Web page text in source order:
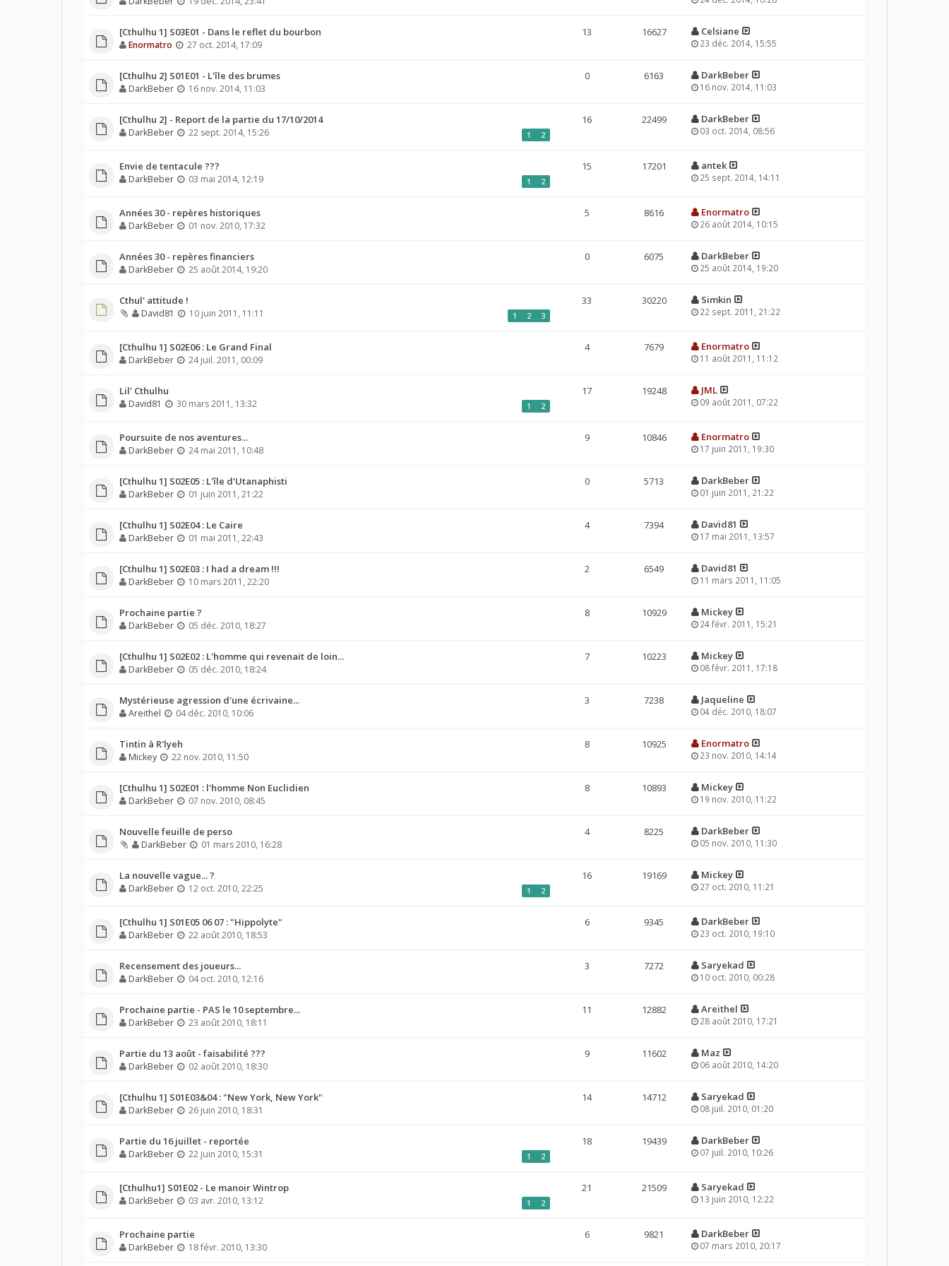
[Cthulhu 1] S03E01 - Dans le reflet du bourbon
Enormatro 27 oct. 2014, 17:09
13 16627 Celsiane
23 déc. 2014, 15:55
[Cthulhu 2] S01E01 - L'île des brumes
DarkBeber 16 nov. 2014, 11:03
0 6163 DarkBeber
16 nov. 2014, 11:03
[Cthulhu 2] - Report de la partie du 17/10/2014
1 2
DarkBeber 22 sept. 2014, 15:26
16 22499 DarkBeber
03 oct. 2014, 08:56
Envie de tentacule ???
1 2
DarkBeber 03 mai 2014, 12:19
15 17201 antek
25 sept. 2014, 14:11
Années 30 - repères historiques
DarkBeber 01 nov. 2010, 17:32
5 8616 Enormatro
26 août 2014, 10:15
Années 30 - repères financiers
DarkBeber 25 août 2014, 19:20
0 6075 DarkBeber
25 août 2014, 19:20
Cthul' attitude !
1 2 3
David81 10 juin 2011, 11:11
33 30220 Simkin
22 sept. 2011, 21:22
[Cthulhu 1] S02E06 : Le Grand Final
DarkBeber 24 juil. 2011, 00:09
4 7679 Enormatro
11 août 2011, 11:12
Lil' Cthulhu
1 2
David81 30 mars 2011, 13:32
17 19248 JML
09 août 2011, 07:22
Poursuite de nos aventures...
DarkBeber 24 mai 2011, 10:48
9 10846 Enormatro
17 juin 2011, 19:30
[Cthulhu 1] S02E05 : L'île d'Utanaphisti
DarkBeber 01 juin 2011, 21:22
0 5713 DarkBeber
01 juin 2011, 21:22
[Cthulhu 1] S02E04 : Le Caire
DarkBeber 01 mai 2011, 22:43
4 7394 David81
17 mai 2011, 13:57
[Cthulhu 1] S02E03 : I had a dream !!!
DarkBeber 10 mars 2011, 22:20
2 6549 David81
11 mars 2011, 11:05
Prochaine partie ?
DarkBeber 05 déc. 2010, 18:27
8 10929 Mickey
24 févr. 2011, 15:21
[Cthulhu 1] S02E02 : L'homme qui revenait de loin...
DarkBeber 05 déc. 2010, 18:24
7 10223 Mickey
08 févr. 2011, 17:18
Mystérieuse agression d'une écrivaine...
Areithel 04 déc. 2010, 10:06
3 7238 Jaqueline
04 déc. 2010, 18:07
Tintin à R'lyeh
Mickey 22 nov. 2010, 11:50
8 10925 Enormatro
23 nov. 2010, 14:14
[Cthulhu 1] S02E01 : l'homme Non Euclidien
DarkBeber 07 nov. 2010, 08:45
8 10893 Mickey
19 nov. 2010, 11:22
Nouvelle feuille de perso
DarkBeber 01 mars 2010, 16:28
4 8225 DarkBeber
05 nov. 2010, 11:30
La nouvelle vague... ?
1 2
DarkBeber 12 oct. 2010, 22:25
16 19169 Mickey
27 oct. 2010, 11:21
[Cthulhu 1] S01E05 06 07 : "Hippolyte"
DarkBeber 22 août 2010, 18:53
6 9345 DarkBeber
23 oct. 2010, 19:10
Recensement des joueurs...
DarkBeber 04 oct. 2010, 12:16
3 7272 Saryekad
10 oct. 2010, 00:28
Prochaine partie - PAS le 10 septembre...
DarkBeber 23 août 2010, 18:11
11 12882 Areithel
28 août 2010, 17:21
Partie du 13 août - faisabilité ???
DarkBeber 02 août 2010, 18:30
9 11602 Maz
06 août 2010, 14:20
[Cthulhu 1] S01E03&04 : "New York, New York"
DarkBeber 26 juin 2010, 18:31
14 14712 Saryekad
08 juil. 2010, 01:20
Partie du 16 juillet - reportée
1 2
DarkBeber 22 juin 2010, 15:31
18 19439 DarkBeber
07 juil. 2010, 10:26
[Cthulhu1] S01E02 - Le manoir Wintrop
1 2
DarkBeber 03 avr. 2010, 13:12
21 21509 Saryekad
13 juin 2010, 12:22
Prochaine partie
DarkBeber 18 févr. 2010, 13:30
6 9821 DarkBeber
07 mars 2010, 20:17